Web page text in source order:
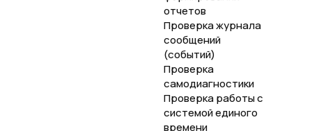
отчетов
Проверка журнала
сообщений
(событий)
Проверка
самодиагностики
Проверка работы с
системой единого
времени